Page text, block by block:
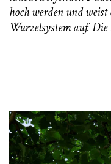
hoch werden und
Wurzelsystem auf.